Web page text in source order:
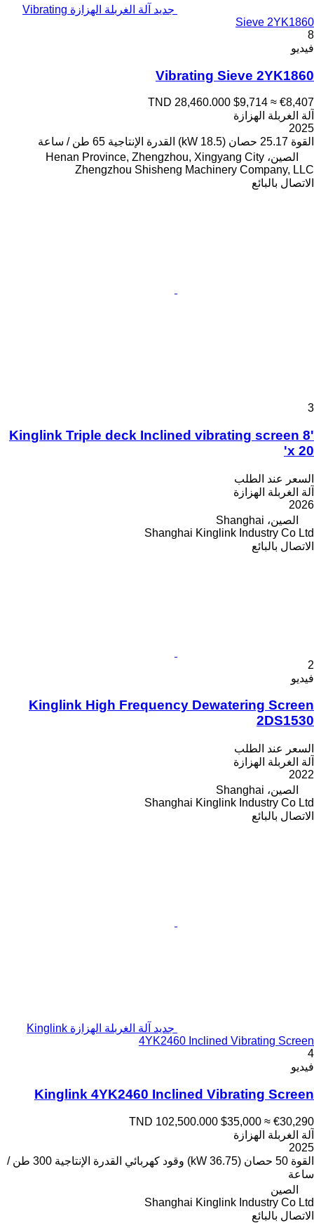
جديد آلة الغربلة الهزازة Vibrating
Sieve 2YK1860
8
فيديو
Vibrating Sieve 2YK1860
TND 28,460.000 $9,714 ≈ €8,407
آلة الغربلة الهزازة
2025
القوة 25.17 حصان (18.5 kW) القدرة الإنتاجية 65 طن / ساعة
الصين، Henan Province, Zhengzhou, Xingyang City
Zhengzhou Shisheng Machinery Company, LLC
الاتصال بالبائع
3
Kinglink Triple deck Inclined vibrating screen 8'
x 20'
السعر عند الطلب
آلة الغربلة الهزازة
2026
الصين، Shanghai
Shanghai Kinglink Industry Co Ltd
الاتصال بالبائع
2
فيديو
Kinglink High Frequency Dewatering Screen
2DS1530
السعر عند الطلب
آلة الغربلة الهزازة
2022
الصين، Shanghai
Shanghai Kinglink Industry Co Ltd
الاتصال بالبائع
جديد آلة الغربلة الهزازة Kinglink
4YK2460 Inclined Vibrating Screen
4
فيديو
Kinglink 4YK2460 Inclined Vibrating Screen
TND 102,500.000 $35,000 ≈ €30,290
آلة الغربلة الهزازة
2025
القوة 50 حصان (36.75 kW) وقود كهربائي القدرة الإنتاجية
300 طن /
ساعة
الصين
Shanghai Kinglink Industry Co Ltd
الاتصال بالبائع